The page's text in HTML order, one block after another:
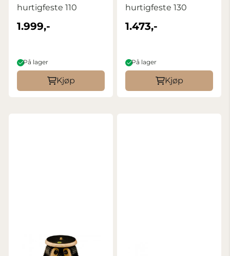
hurtigfeste 110
1.999,-
På lager
Kjøp
hurtigfeste 130
1.473,-
På lager
Kjøp